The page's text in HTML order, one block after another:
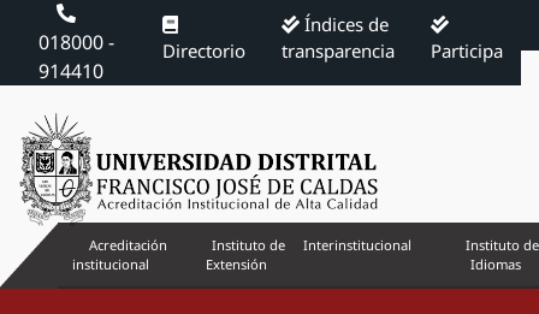
018000 -
914410
Directorio
Índices de
transparencia
Participa
Acreditación
institucional
Instituto de
Extensión
Interinstitucional
Instituto de
Idiomas